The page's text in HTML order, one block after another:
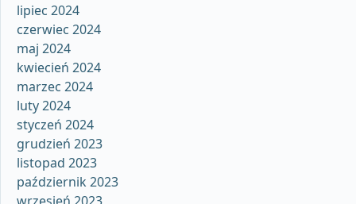
lipiec 2024
czerwiec 2024
maj 2024
kwiecień 2024
marzec 2024
luty 2024
styczeń 2024
grudzień 2023
listopad 2023
październik 2023